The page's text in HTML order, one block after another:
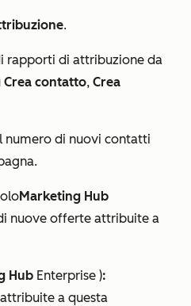
.
rapporti di attribuzione da
Crea contatto, Crea
numero di nuovi contatti
Marketing Hub
nuove offerte attribuite a
Hub Enterprise ):
a questa